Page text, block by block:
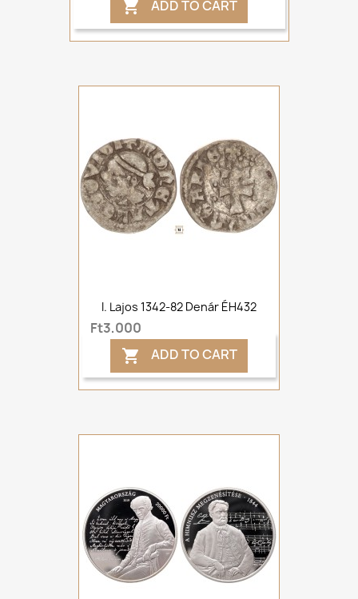
 ADD TO CART
I. Lajos 1342-82 Denár ÉH432
Ft3,000
 ADD TO CART